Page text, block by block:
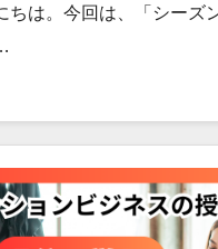
ちは。今回は、「シーズ